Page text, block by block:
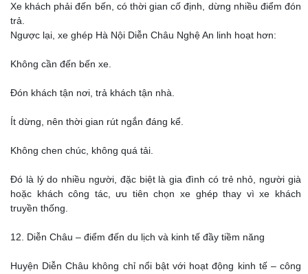
Xe khách phải đến bến, có thời gian cố định, dừng nhiều điểm đón
trả.
Ngược lại, xe ghép Hà Nội Diễn Châu Nghệ An linh hoạt hơn:
Không cần đến bến xe.
Đón khách tận nơi, trả khách tận nhà.
Ít dừng, nên thời gian rút ngắn đáng kể.
Không chen chúc, không quá tải.
Đó là lý do nhiều người, đặc biệt là gia đình có trẻ nhỏ, người già
hoặc khách công tác, ưu tiên chọn xe ghép thay vì xe khách
truyền thống.
12. Diễn Châu – điểm đến du lịch và kinh tế đầy tiềm năng
Huyện Diễn Châu không chỉ nổi bật với hoạt động kinh tế – công